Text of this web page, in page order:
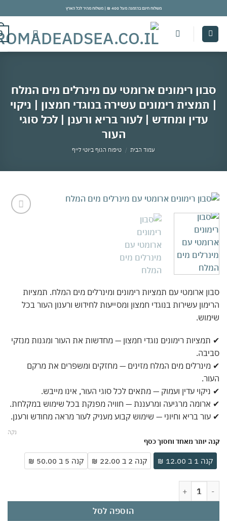
משלוח חינם בהזמנה מעל 400 ₪ | משלוח מהיר לכל הארץ
0
רימונים ארומטי עם מינרלים מים המלח
רימונים עשירה בנוגדי חמצון | ניקוי
עדין ומחדש | לעור בריא ורענן | לכל סוגי
העור
עמוד הבית / טיפוח הגוף ביוטי לייף
ארומטי עם תמציות רימונים ומינרלים מים המלח. תמציות
עשירות בנוגדי חמצון ומסייעות לחידוש ורענון העור בכל
רימונים נוגדי חמצון — מחדשות את העור ומגנות מנזקי
מים המלח מזינים — מחזקים ומשפרים את מרקם
עדין ועמוק — מתאים לכל סוגי העור, אינו מייבש.
מרגיעה ומרעננת — חוויה מפנקת בכל שימוש במקלחת.
בריא וחיוני — שימוש קבוע מעניק לעור מראה מחודש ורענן.
יותר מאחד וחסוך כסף
קנה 2 ב 22.00 ₪ קנה 5 ב 50.00 ₪
של סבון רימונים ארומטי עם מינרלים מים המלח | תמצית רימונים עשירה
הוספה לסל